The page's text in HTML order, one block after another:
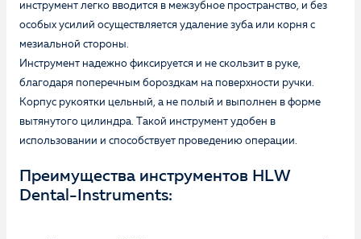
инструмент легко вводится в межзубное пространство, и без
особых усилий осуществляется удаление зуба или корня с
мезиальной стороны.
Инструмент надежно фиксируется и не скользит в руке,
благодаря поперечным бороздкам на поверхности ручки.
Корпус рукоятки цельный, а не полый и выполнен в форме
вытянутого цилиндра. Такой инструмент удобен в
использовании и способствует проведению операции.
Преимущества инструментов HLW
Dental-Instruments: